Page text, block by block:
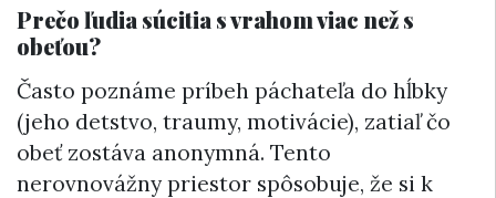
Prečo ľudia súcitia s vrahom viac než s
obeťou?
Často poznáme príbeh páchateľa do hĺbky
(jeho detstvo, traumy, motivácie), zatiaľ čo
obeť zostáva anonymná. Tento
nerovnovážny priestor spôsobuje, že si k